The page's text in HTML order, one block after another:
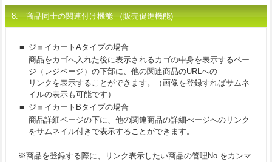
8. 商品同士の関連付け機能 （販売促進機能)
■ ジョイカートAタイプの場合
商品をカゴへ入れた後に表示されるカゴの中身を表示するペー
ジ（レジページ）の下部に、他の関連商品のURLへの
リンクを表示することができます。（画像を登録すればサムネ
イルの表示も可能です）
■ ジョイカートBタイプの場合
商品詳細ページの下に、他の関連商品の詳細ぺージへのリンク
をサムネイル付きで表示することができます。
※商品を登録する際に、リンク表示したい商品の管理No をカンマ